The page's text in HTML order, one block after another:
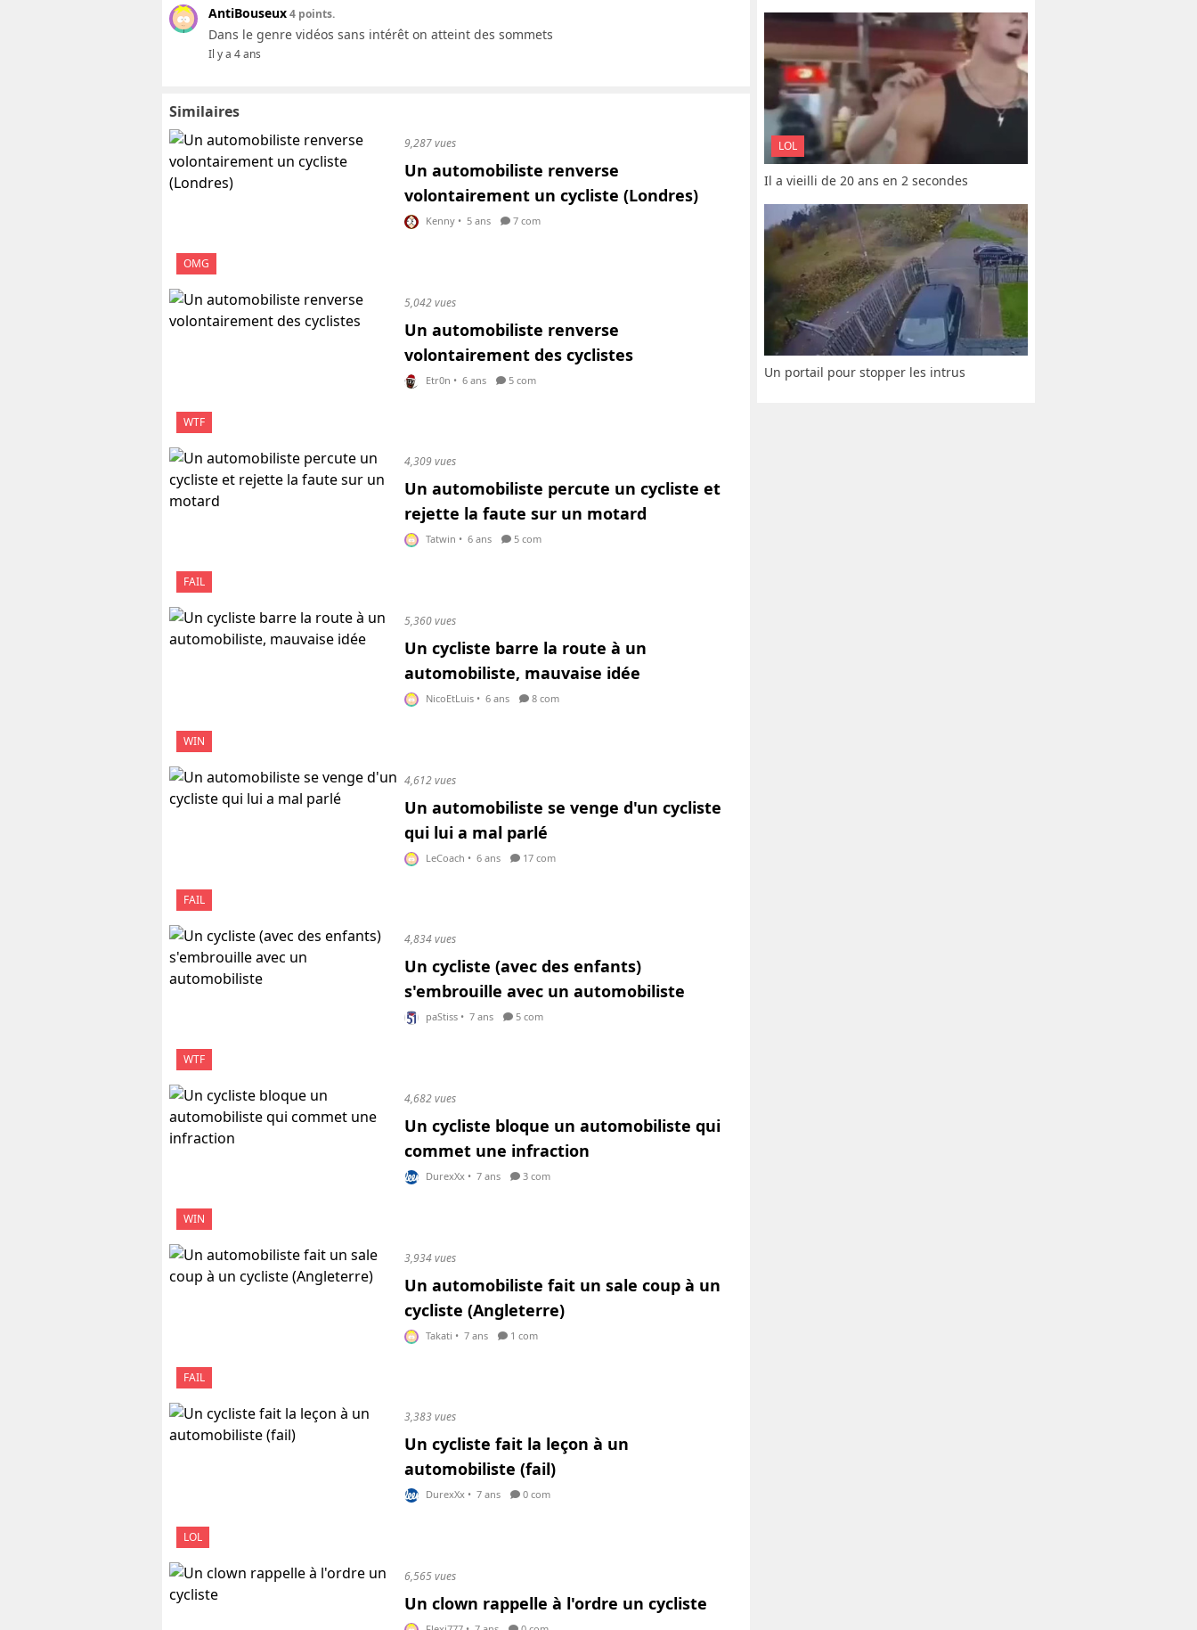
AntiBouseux4 points.
Dans le genre vidéos sans intérêt on atteint des sommets
Il y a 4 ans
Similaires
OMG
9,287 vues
Un automobiliste renverse
volontairement un cycliste (Londres)
Kenny • 5 ans 7 com
WTF
5,042 vues
Un automobiliste renverse
volontairement des cyclistes
Etr0n • 6 ans 5 com
FAIL
4,309 vues
Un automobiliste percute un cycliste et
rejette la faute sur un motard
Tatwin • 6 ans 5 com
WIN
5,360 vues
Un cycliste barre la route à un
automobiliste, mauvaise idée
NicoEtLuis • 6 ans 8 com
FAIL
4,612 vues
Un automobiliste se venge d'un cycliste
qui lui a mal parlé
LeCoach • 6 ans 17 com
WTF
4,834 vues
Un cycliste (avec des enfants)
s'embrouille avec un automobiliste
paStiss • 7 ans 5 com
WIN
4,682 vues
Un cycliste bloque un automobiliste qui
commet une infraction
DurexXx • 7 ans 3 com
FAIL
3,934 vues
Un automobiliste fait un sale coup à un
cycliste (Angleterre)
Takati • 7 ans 1 com
LOL
3,383 vues
Un cycliste fait la leçon à un
automobiliste (fail)
DurexXx • 7 ans 0 com
6,565 vues
Un clown rappelle à l'ordre un cycliste
LOL
Il a vieilli de 20 ans en 2 secondes
Un portail pour stopper les intrus